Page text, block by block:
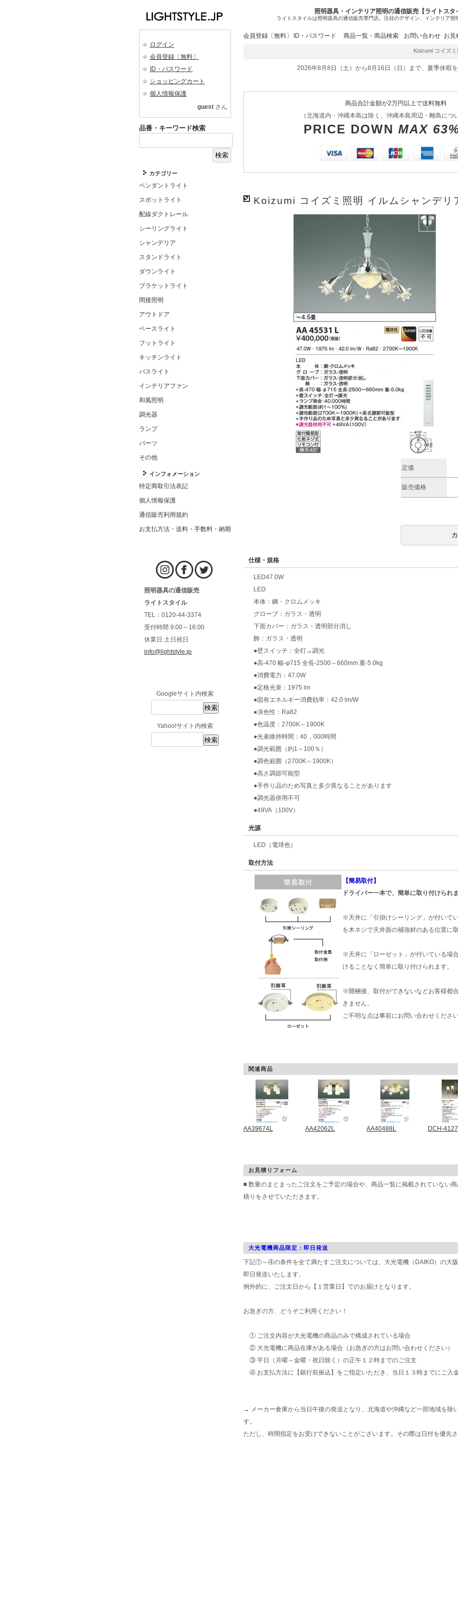
照明器具・インテリア照明の通信販売【ライトスタ
ライトスタイルは照明器具の通信販売専門店。注目のデザイン、インテリア照
ログイン
会員登録〔無料〕
ID・パスワード
ショッピングカート
個人情報保護
guest さん
品番・キーワード検索
カテゴリー
ペンダントライト
スポットライト
配線ダクトレール
シーリングライト
シャンデリア
スタンドライト
ダウンライト
ブラケットライト
間接照明
アウトドア
ベースライト
フットライト
キッチンライト
バスライト
インテリアファン
和風照明
調光器
ランプ
パーツ
その他
インフォメーション
特定商取引法表記
個人情報保護
通信販売利用規約
お支払方法・送料・手数料・納期
照明器具の通信販売
ライトスタイル
TEL：0120-44-3374
受付時間 9:00～16:00
休業日 土日祝日
info@lightstyle.jp
Googleサイト内検索
Yahoo!サイト内検索
会員登録〔無料〕 ID・パスワード 商品一覧・商品検索 お問い合わせ お見
Koizumi コイズミ照明
2026年8月8日（土）から8月16日（日）まで、夏季休暇
商品合計金額が2万円以上で送料無料
（北海道内・沖縄本島は除く、沖縄本島周辺・離島につ
PRICE DOWN MAX
Koizumi コイズミ照明 イルムシャンデ
定価
販売価格
仕様・規格
LED47.0W
LED
本体：鋼・クロムメッキ
グローブ：ガラス・透明
下面カバー：ガラス・透明部分消し
飾：ガラス・透明
●壁スイッチ：全灯→調光
●高-470 幅-φ715 全長-2500～660mm 重-5.0kg
●消費電力：47.0W
●定格光束：1975 lm
●固有エネルギー消費効率：42.0 lm/W
●演色性：Ra82
●色温度：2700K～1900K
●光束維持時間：40，000時間
●調光範囲（約1～100％）
●調色範囲（2700K～1900K）
●高さ調節可能型
●手作り品のため写真と多少異なることがあります
●調光器併用不可
●49VA（100V）
光源
LED（電球色）
取付方法
【簡易取付】
ドライバー一本で、簡単に取り付けられ
※天井に「引掛けシーリング」が付いて
を木ネジで天井面の補強材のある位置に
※天井に「ローゼット」が付いている場
けることなく簡単に取り付けられます。
※開梱後、取付ができないなどお客様都
きません。
ご不明な点は事前にお問い合わせくださ
関連商品
AA39674L AA42062L AA40488L DCH-
お見積りフォーム
■ 数量のまとまったご注文をご予定の場合や、商品一覧に掲載されていない
積りをさせていただきます。
大光電機商品限定：即日発送
下記①～④の条件を全て満たすご注文については、大光電機（DAIKO）の大
即日発送いたします。
例外的に、ご注文日から【１営業日】でのお届けとなります。
お急ぎの方、どうぞご利用ください！
① ご注文内容が大光電機の商品のみで構成されている場合
② 大光電機に商品在庫がある場合（お急ぎの方はお問い合わせください）
③ 平日（月曜～金曜・祝日除く）の正午１２時までのご注文
④ お支払方法に【銀行前振込】をご指定いただき、当日１３時までにご入
→ メーカー倉庫から当日午後の発送となり、北海道や沖縄など一部地域を除
す。
ただし、時間指定をお受けできないことがございます。その際は日付を優先